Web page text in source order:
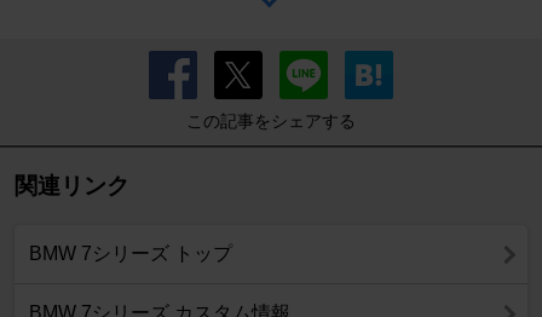
この記事をシェアする
関連リンク
BMW 7シリーズ トップ